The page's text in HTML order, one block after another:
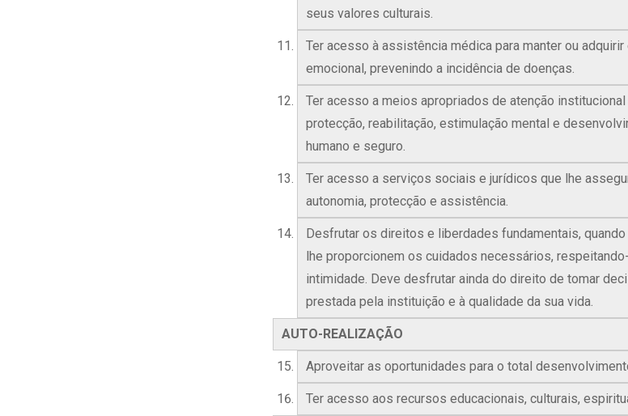
seus valores culturais.
Ter acesso à assistência médica para manter ou
emocional, prevenindo a incidência de doenças.
Ter acesso a meios apropriados de atenção
protecção, reabilitação, estimulação mental e
humano e seguro.
Ter acesso a serviços sociais e jurídicos que lhe
autonomia, protecção e assistência.
Desfrutar os direitos e liberdades fundamentais,
lhe proporcionem os cuidados necessários,
intimidade. Deve desfrutar ainda do direito de tomar
prestada pela instituição e à qualidade da sua vida.
AUTO-REALIZAÇÃO
Aproveitar as oportunidades para o total
Ter acesso aos recursos educacionais, culturais,